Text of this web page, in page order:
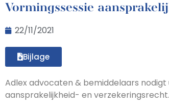
Vormingssessie
22/11/2021
Bijlage
Adlex advocaten & bemiddelaars
aansprakelijkheid- en verzekeringsrecht.